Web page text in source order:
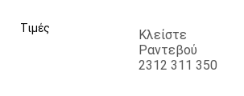
Τιμές
Κλείστε
Ραντεβού
2312 311 350